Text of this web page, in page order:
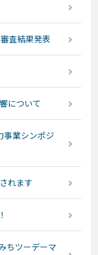
査結果発表
について
事業シンポジ
れます
ちツーデーマ